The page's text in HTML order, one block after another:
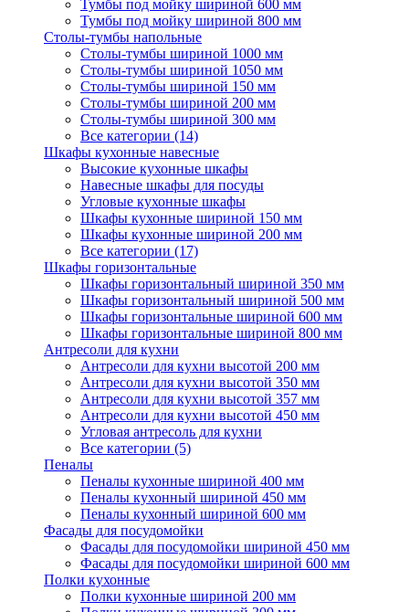
Тумбы под мойку шириной 600 мм
Тумбы под мойку шириной 800 мм
Столы-тумбы напольные
Столы-тумбы шириной 1000 мм
Столы-тумбы шириной 1050 мм
Столы-тумбы шириной 150 мм
Столы-тумбы шириной 200 мм
Столы-тумбы шириной 300 мм
Все категории (14)
Шкафы кухонные навесные
Высокие кухонные шкафы
Навесные шкафы для посуды
Угловые кухонные шкафы
Шкафы кухонные шириной 150 мм
Шкафы кухонные шириной 200 мм
Все категории (17)
Шкафы горизонтальные
Шкафы горизонтальный шириной 350 мм
Шкафы горизонтальный шириной 500 мм
Шкафы горизонтальные шириной 600 мм
Шкафы горизонтальные шириной 800 мм
Антресоли для кухни
Антресоли для кухни высотой 200 мм
Антресоли для кухни высотой 350 мм
Антресоли для кухни высотой 357 мм
Антресоли для кухни высотой 450 мм
Угловая антресоль для кухни
Все категории (5)
Пеналы
Пеналы кухонные шириной 400 мм
Пеналы кухонный шириной 450 мм
Пеналы кухонный шириной 600 мм
Фасады для посудомойки
Фасады для посудомойки шириной 450 мм
Фасады для посудомойки шириной 600 мм
Полки кухонные
Полки кухонные шириной 200 мм